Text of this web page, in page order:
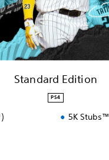
Standard Edition
PS4
5K Stubs™